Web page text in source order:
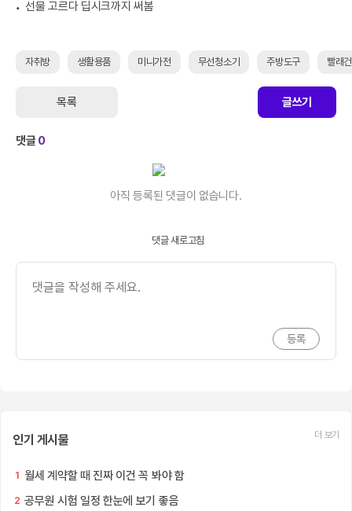
선물 고르다 딥시크까지 써봄
자취방 생활용품 미니가전 무선청소기 주방도구 빨래
목록 글쓰기
댓글0
아직 등록된 댓글이 없습니다.
댓글 새로고침
인기 게시물 더 보기
1 월세 계약할 때 진짜 이건 꼭 봐야 함
2 공무원 시험 일정 한눈에 보기 좋음